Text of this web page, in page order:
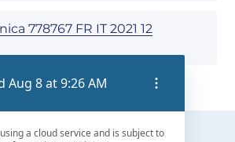
778767 FR IT 2021 12